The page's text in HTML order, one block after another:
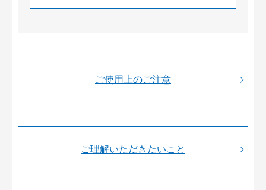
ご使用上のご注意
ご理解いただきたいこと